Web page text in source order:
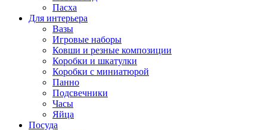
Пасха
Для интерьера
Вазы
Игровые наборы
Ковши и резные композиции
Коробки и шкатулки
Коробки с миниатюрой
Панно
Подсвечники
Часы
Яйца
Посуда